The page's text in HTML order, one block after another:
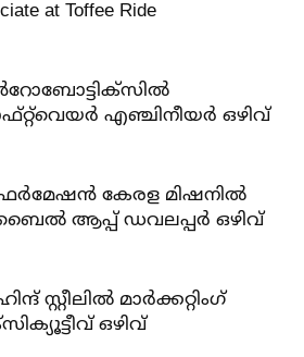
at Toffee Ride
എഞ്ചിനീയർ ഒഴിവ്
കേരള മിഷനിൽ
ആപ്പ് ഡവലപ്പർ ഒഴിവ്
സ്റ്റീലിൽ മാർക്കറ്റിംഗ്
ഒഴിവ്